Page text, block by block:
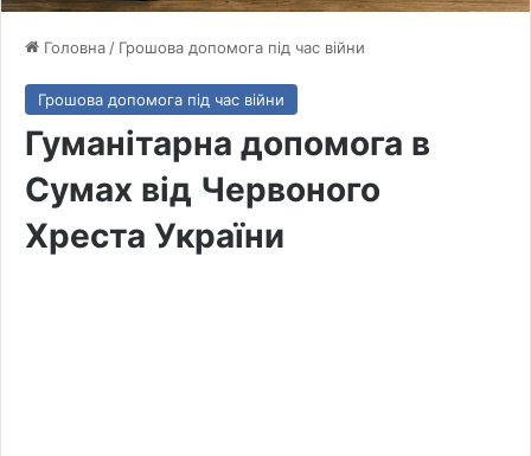
Головна / Грошова допомога під час війни
Грошова допомога під час війни
Гуманітарна допомога в
Сумах від Червоного
Хреста України